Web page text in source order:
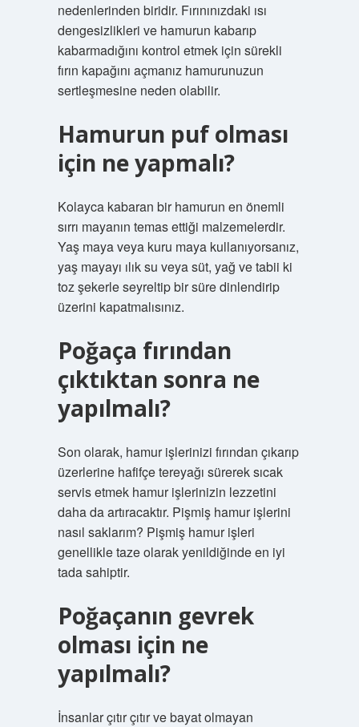
nedenlerinden biridir. Fırınınızdaki ısı
dengesizlikleri ve hamurun kabarıp
kabarmadığını kontrol etmek için sürekli
fırın kapağını açmanız hamurunuzun
sertleşmesine neden olabilir.
Hamurun puf olması
için ne yapmalı?
Kolayca kabaran bir hamurun en önemli
sırrı mayanın temas ettiği malzemelerdir.
Yaş maya veya kuru maya kullanıyorsanız,
yaş mayayı ılık su veya süt, yağ ve tabii ki
toz şekerle seyreltip bir süre dinlendirip
üzerini kapatmalısınız.
Poğaça fırından
çıktıktan sonra ne
yapılmalı?
Son olarak, hamur işlerinizi fırından çıkarıp
üzerlerine hafifçe tereyağı sürerek sıcak
servis etmek hamur işlerinizin lezzetini
daha da artıracaktır. Pişmiş hamur işlerini
nasıl saklarım? Pişmiş hamur işleri
genellikle taze olarak yenildiğinde en iyi
tada sahiptir.
Poğaçanın gevrek
olması için ne
yapılmalı?
İnsanlar çıtır çıtır ve bayat olmayan